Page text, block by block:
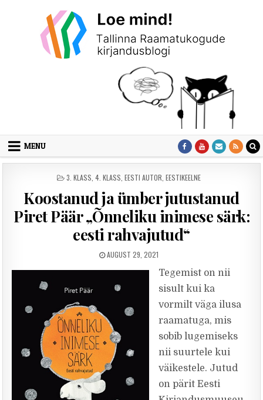
MENU
POSTED IN
3. KLASS 4. KLASS EESTI AUTOR EESTIKEELNE
Koostanud ja ümber jutustanud
Piret Päär „Õnneliku inimese särk:
eesti rahvajutud“
PUBLISHED DATE:
AUGUST 29, 2021
Tegemist on nii
sisult kui ka
vormilt väga ilusa
raamatuga, mis
sobib lugemiseks
nii suurtele kui
väikestele. Jutud
on pärit Eesti